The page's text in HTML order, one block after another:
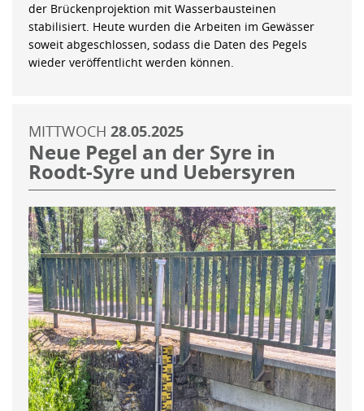
der Brückenprojektion mit Wasserbausteinen
stabilisiert. Heute wurden die Arbeiten im Gewässer
soweit abgeschlossen, sodass die Daten des Pegels
wieder veröffentlicht werden können.
MITTWOCH 28.05.2025
Neue Pegel an der Syre in
Roodt-Syre und Uebersyren